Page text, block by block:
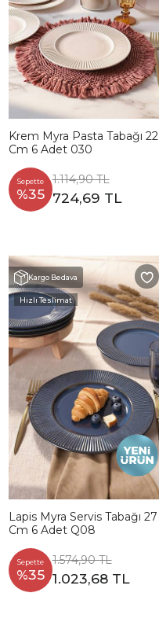
Krem Myra Pasta Tabağı 22
Cm 6 Adet 030
Sepette
%35
1.114,90 TL
724,69 TL
Kargo Bedava
Hızlı Teslimat
Lapis Myra Servis Tabağı 27
Cm 6 Adet Q08
Sepette
%35
1.574,90 TL
1.023,68 TL